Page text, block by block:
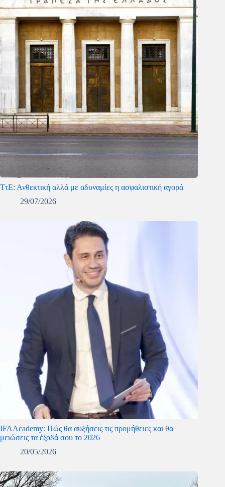
ΤτΕ: Ανθεκτική αλλά με αδυναμίες η ασφαλιστική αγορά
29/07/2026
IFAAcademy: Πώς θα αυξήσεις τις προμήθειες και θα
μειώσεις τα έξοδά σου το 2026
20/05/2026